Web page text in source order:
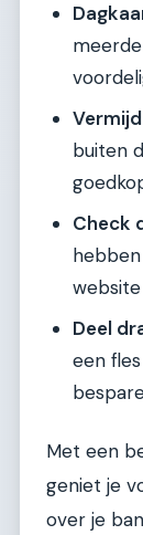
buiten
Check
Deel
een
Met een
geniet je
over je